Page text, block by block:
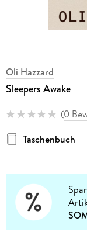
Oli Hazzard
Sleepers Awake
(0
Taschenbuch